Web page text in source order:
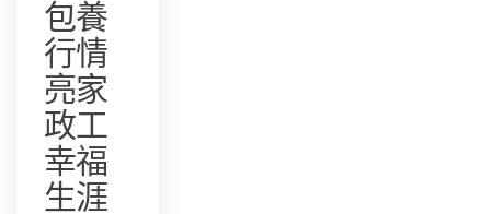
包養
行情
亮家
政工
幸福
生涯